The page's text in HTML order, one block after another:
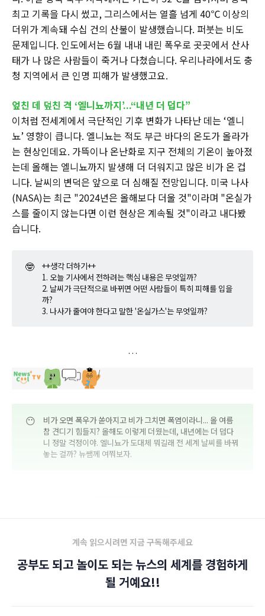
최고 기록을 다시 썼고, 그리스에서는 열흘 넘게 40℃ 이상의
더위가 계속돼 수십 건의 산불이 발생했습니다. 퍼붓는 비도
문제입니다. 인도에서는 6월 내내 내린 폭우로 곳곳에서 산사
태가 나 많은 사람들이 죽거나 다쳤습니다. 우리나라에서도 충
청 지역에서 큰 인명 피해가 발생했고요.
엎친 데 덮친 격 ‘엘니뇨까지’...“내년 더 덥다”
이처럼 전세계에서 극단적인 기후 변화가 나타난 데는 ‘엘니
뇨’ 영향이 큽니다. 엘니뇨는 적도 부근 바다의 온도가 올라가
는 현상인데요. 가뜩이나 온난화로 지구 전체의 기온이 높아졌
는데 올해는 엘니뇨까지 발생해 더 더워지고 많은 비가 온 겁
니다. 날씨의 변덕은 앞으로 더 심해질 전망입니다. 미국 나사
(NASA)는 최근 "2024년은 올해보다 더울 것"이라며 "온실가
스를 줄이지 않는다면 이런 현상은 계속될 것"이라고 내다봤
습니다.
🤓
++생각 더하기++
1. 오늘 기사에서 전하려는 핵심 내용은 무엇일까?
2. 날씨가 극단적으로 바뀌면 어떤 사람들이 특히 피해를 입을
까?
3. 나사가 줄여야 한다고 말한 '온실가스'는 무엇일까?
😶
비가 오면 폭우가 쏟아지고 비가 그치면 폭염이라니... 올 여름
참 견디기 힘들지? 올해도 이렇게 더웠는데, 내년에는 더 덥다
니 정말 걱정이야. 엘니뇨가 도대체 뭐길래 전 세계 날씨를 바꿔
놓는 걸까? 뉴쌤께 여쭤보자.
계속 읽으시려면 지금 구독해주세요
공부도 되고 놀이도 되는 뉴스의 세계를 경험하게
될 거예요!!